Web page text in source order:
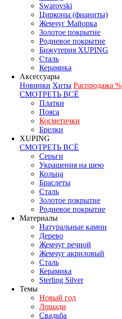
Swarovski
Цирконы (фианиты)
Жемчуг Майорка
Золотое покрытие
Родиевое покрытие
Бижутерия XUPING
Сталь
Керамика
Аксессуары
Новинки Хиты Распродажа %
СМОТРЕТЬ ВСЁ
Платки
Пояса
Косметички
Брелки
XUPING
СМОТРЕТЬ ВСЁ
Серьги
Украшения на шею
Кольца
Браслеты
Сталь
Золотое покрытие
Родиевое покрытие
Материалы
Натуральные камни
Дерево
Жемчуг речной
Жемчуг акриловый
Сталь
Керамика
Sterling Silver
Темы
Новый год
Лошади
Свадьба